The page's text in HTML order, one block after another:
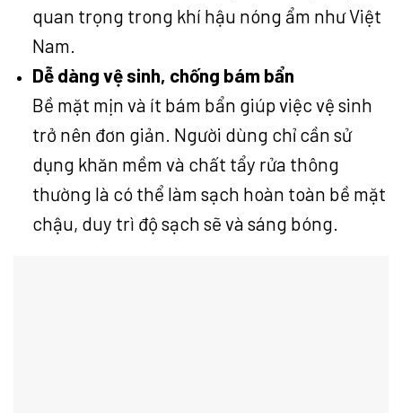
quan trọng trong khí hậu nóng ẩm như Việt
Nam.
Dễ dàng vệ sinh, chống bám bẩn
Bề mặt mịn và ít bám bẩn giúp việc vệ sinh
trở nên đơn giản. Người dùng chỉ cần sử
dụng khăn mềm và chất tẩy rửa thông
thường là có thể làm sạch hoàn toàn bề mặt
chậu, duy trì độ sạch sẽ và sáng bóng.